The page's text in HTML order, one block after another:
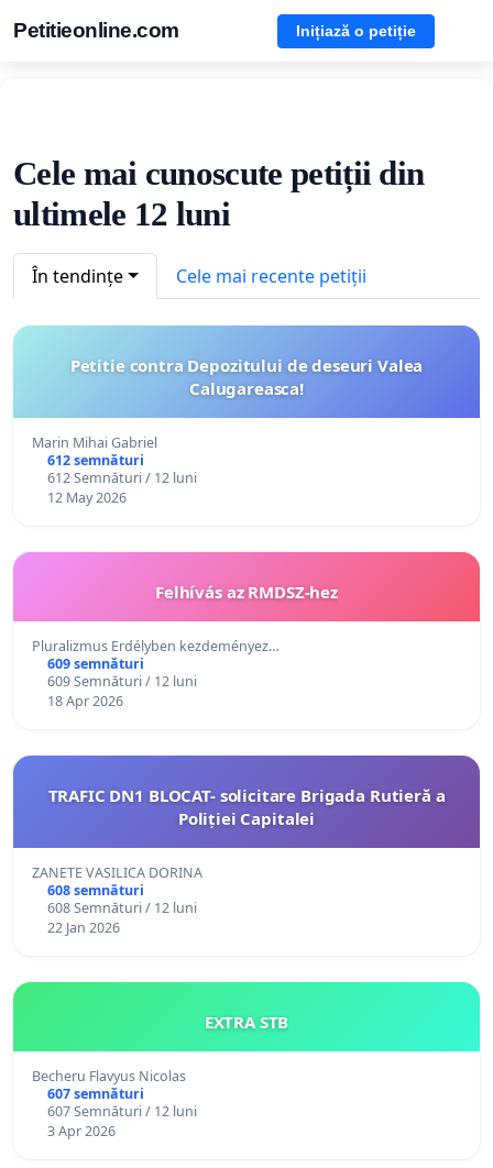
Petitieonline.com Inițiază o petiție
Cele mai cunoscute petiții din
ultimele 12 luni
În tendințe Cele mai recente petiții
Petitie contra Depozitului de deseuri Valea
Calugareasca!
Marin Mihai Gabriel
612 semnături
612 Semnături / 12 luni
12 May 2026
Felhívás az RMDSZ-hez
Pluralizmus Erdélyben kezdeményez…
609 semnături
609 Semnături / 12 luni
18 Apr 2026
TRAFIC DN1 BLOCAT- solicitare Brigada Rutieră a
Poliției Capitalei
ZANETE VASILICA DORINA
608 semnături
608 Semnături / 12 luni
22 Jan 2026
EXTRA STB
Becheru Flavyus Nicolas
607 semnături
607 Semnături / 12 luni
3 Apr 2026